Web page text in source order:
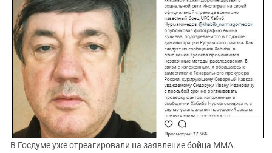
В Госдуме уже отреагировали на заявление бойца ММА.